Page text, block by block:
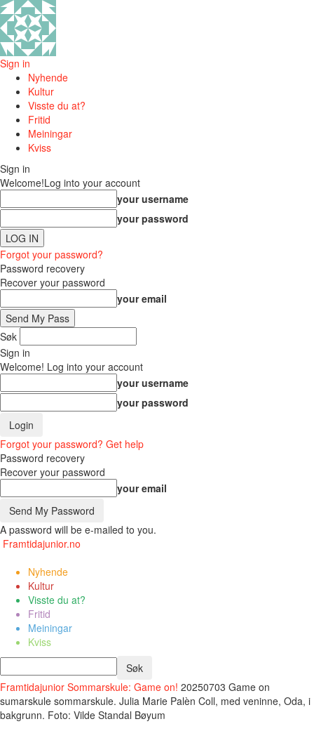
Sign in
Nyhende
Kultur
Visste du at?
Fritid
Meiningar
Kviss
Sign in
Welcome!Log into your account
your username
your password
Forgot your password?
Password recovery
Recover your password
your email
Søk
Sign in
Welcome! Log into your account
your username
your password
Forgot your password? Get help
Password recovery
Recover your password
your email
A password will be e-mailed to you.
Framtidajunior.no
Nyhende
Kultur
Visste du at?
Fritid
Meiningar
Kviss
Framtidajunior Sommarskule: Game on! 20250703 Game on
sumarskule sommarskule. Julia Marie Palèn Coll, med veninne, Oda, i
bakgrunn. Foto: Vilde Standal Bøyum